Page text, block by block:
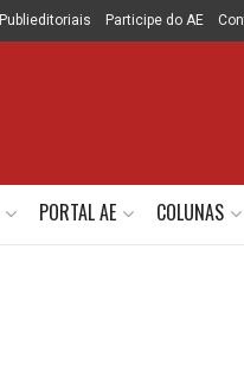
Publieditoriais Participe do AE
PORTAL AE COLUNAS